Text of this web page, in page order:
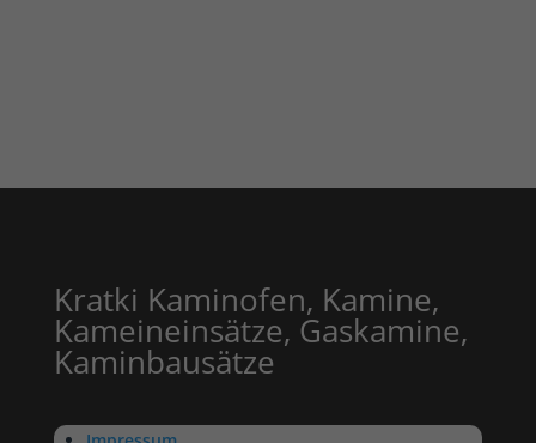
Kratki Kaminofen, Kamine,
Kameineinsätze, Gaskamine,
Kaminbausätze